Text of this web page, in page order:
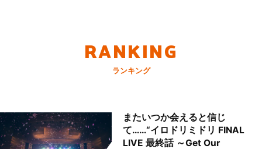
RANKING
ランキング
またいつか会えると信じ
て……“イロドリミドリ FINAL
LIVE 最終話 ～Get Our